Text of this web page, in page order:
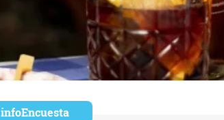
infoEncuesta